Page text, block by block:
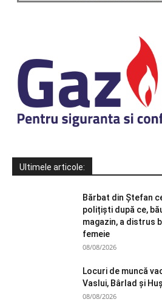
Ultimele articole:
Bărbat din Ștefan
polițiști după ce,
magazin, a distrus
femeie
08/08/2026
Locuri de muncă
Vaslui, Bârlad și
08/08/2026